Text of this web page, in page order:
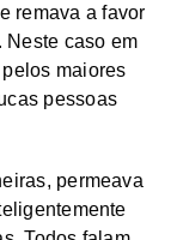
remava a favor
Neste caso em
maiores
pessoas
permeava